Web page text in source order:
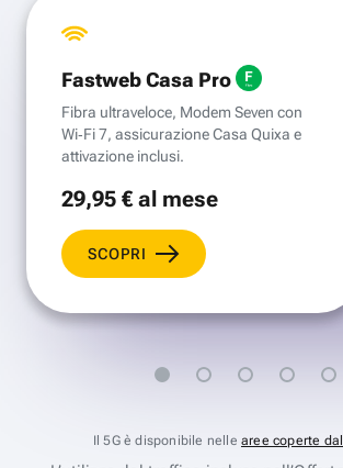
Fastweb Casa Pro
Fibra ultraveloce, Modem Seven con
Wi‑Fi 7, assicurazione Casa Quixa e
attivazione inclusi.
29,95 €al mese
SCOPRI
Il 5G è disponibile nelle aree coperte